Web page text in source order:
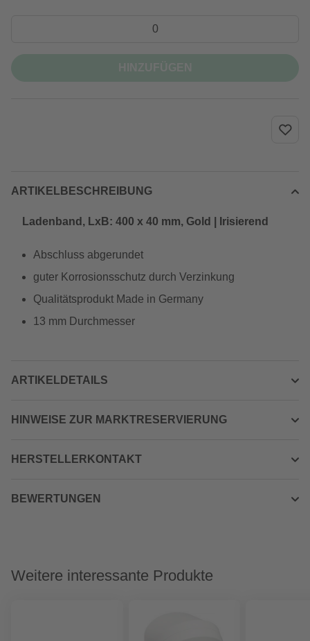
ARTIKELBESCHREIBUNG
Ladenband, LxB: 400 x 40 mm, Gold | Irisierend
Abschluss abgerundet
guter Korrosionsschutz durch Verzinkung
Qualitätsprodukt Made in Germany
13 mm Durchmesser
ARTIKELDETAILS
HINWEISE ZUR MARKTRESERVIERUNG
HERSTELLERKONTAKT
BEWERTUNGEN
Weitere interessante Produkte